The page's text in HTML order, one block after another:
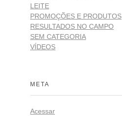
LEITE
PROMOÇÕES E PRODUTOS
RESULTADOS NO CAMPO
SEM CATEGORIA
VÍDEOS
META
Acessar